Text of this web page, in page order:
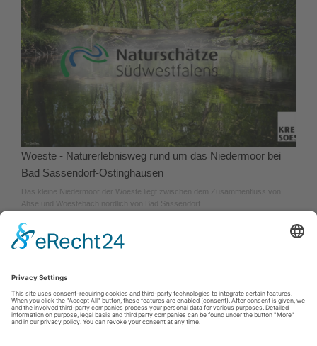
Woeste - Naturerlebnisweg rund um das Niedermoor bei
Bad Sassendorf-Ostinghausen
Das kleine Niedermoor der Woeste liegt zwischen dem Zusammenfluss von
Ahse und Woestebach nördlich von Bad Sassendorf.